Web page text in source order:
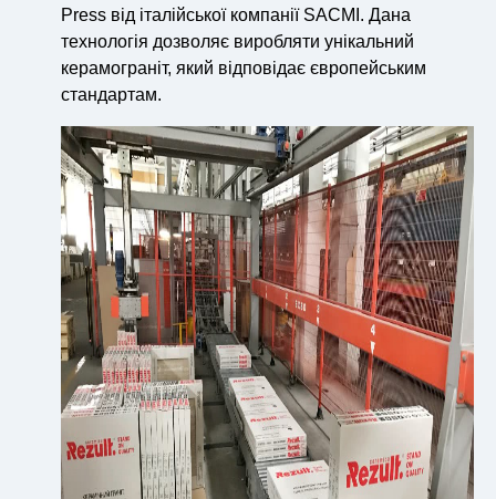
Press від італійської компанії SACMI. Дана
технологія дозволяє виробляти унікальний
керамограніт, який відповідає європейським
стандартам.